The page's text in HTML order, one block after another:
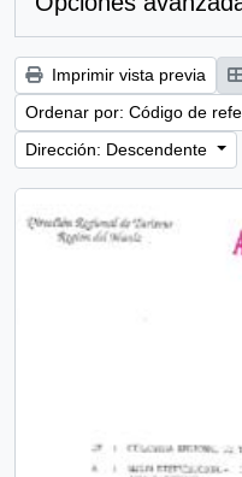
Imprimir vista previa
Ordenar por: Código de
Dirección: Descendente